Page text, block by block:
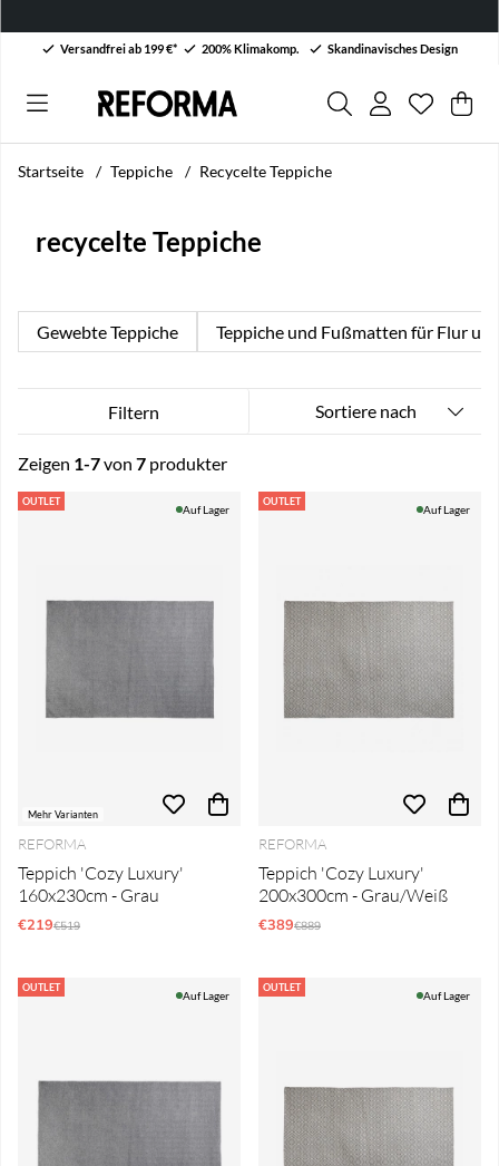
Versandfrei ab 199 €* 200% Klimakomp. Skandinavisches Design
Anzahl
. .
Startseite Teppiche Recycelte Teppiche
recycelte Teppiche
Gewebte Teppiche Teppiche und Fußmatten für Flur
Filtern Sortiere nach
Zeigen 1-7von 7 produkter
Produkte
OUTLET
Mehr Varianten
Auf Lager
REFORMA
Teppich 'Cozy Luxury'
160x230cm - Grau
€219Regulärer Preis:
€519
OUTLET
Auf Lager
REFORMA
Teppich 'Cozy Luxury'
200x300cm - Grau/Weiß
€389Regulärer Preis:
€889
OUTLET
Auf Lager
OUTLET
Auf Lager